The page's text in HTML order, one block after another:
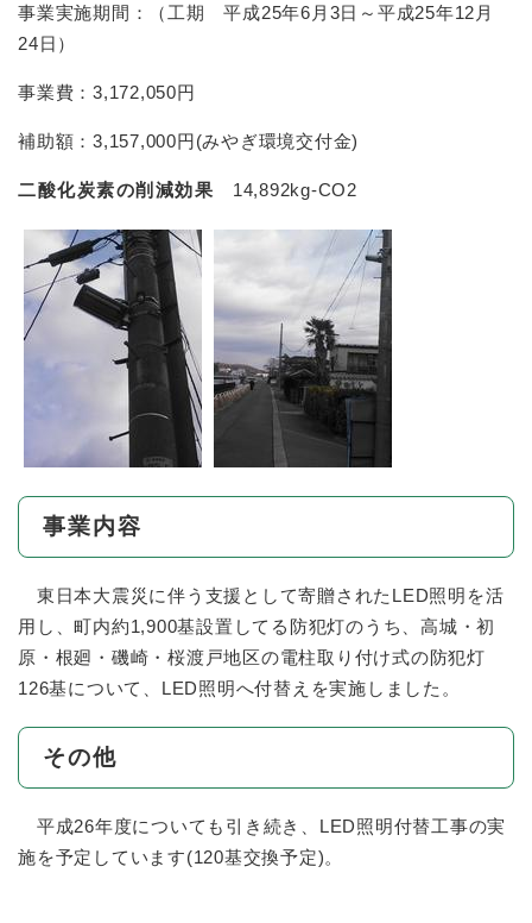
事業実施期間：（工期 平成25年6月3日～平成25年12月
24日）
事業費：3,172,050円
補助額：3,157,000円(みやぎ環境交付金)
二酸化炭素の削減効果 14,892kg-CO2
事業内容
東日本大震災に伴う支援として寄贈されたLED照明を活
用し、町内約1,900基設置してる防犯灯のうち、高城・初
原・根廻・磯崎・桜渡戸地区の電柱取り付け式の防犯灯
126基について、LED照明へ付替えを実施しました。
その他
平成26年度についても引き続き、LED照明付替工事の実
施を予定しています(120基交換予定)。